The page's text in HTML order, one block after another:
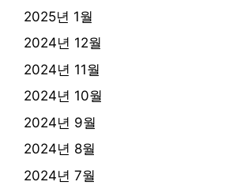
2025년 1월
2024년 12월
2024년 11월
2024년 10월
2024년 9월
2024년 8월
2024년 7월